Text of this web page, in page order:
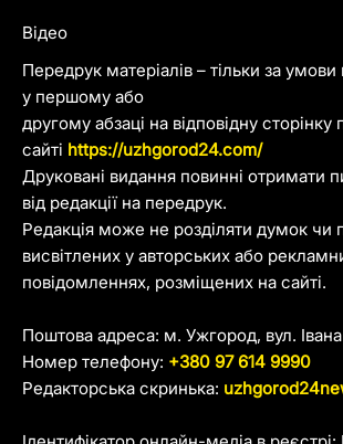
Передрук матеріалів – тільки за
у першому або
другому абзаці на відповідну сторінку
сайті https://uzhgorod24.com/
Друковані видання повинні отримати
від редакції на передрук.
Редакція може не розділяти думок чи
висвітлених у авторських або
повідомленнях, розміщених на сайті.
Поштова адреса: м. Ужгород, вул.
Номер телефону: +380 97 614 9990
Редакторська скринька:
Відео